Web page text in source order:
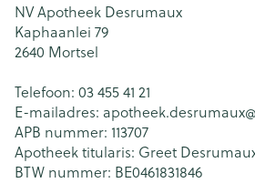
NV Apotheek Desrumaux
Kaphaanlei 79
2640 Mortsel
Telefoon: 03 455 41 21
E-mailadres: apotheek.desrumaux@
APB nummer: 113707
Apotheek titularis: Greet
BTW nummer: BE0461831846